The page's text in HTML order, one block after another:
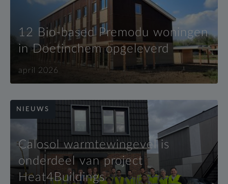
12 Bio-based Premodu woningen
in Doetinchem opgeleverd
april 2026
NIEUWS
Calosol warmtewingevel is
onderdeel van project
Heat4Buildings